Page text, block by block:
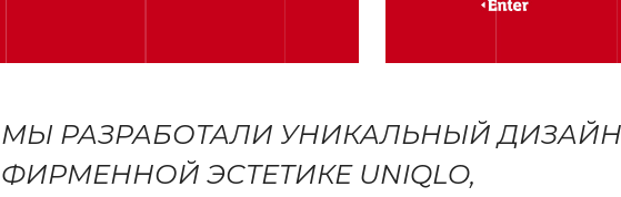
МЫ РАЗРАБОТАЛИ УНИКАЛЬНЫЙ
ФИРМЕННОЙ ЭСТЕТИКЕ UNIQLO,